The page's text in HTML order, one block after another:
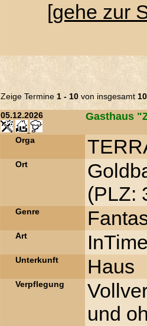
[gehe zur
Zeige Termine 1 - 10von insgesamt 10
05.12.2026
Gasthaus
Orga
Ort
(PLZ:
Genre
Art
Unterkunft Haus
Verpflegung
und